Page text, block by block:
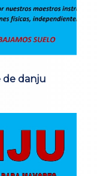
de danju